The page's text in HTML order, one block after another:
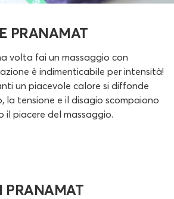
PRANAMAT
volta fai un massaggio con
è indimenticabile per intensità!
un piacevole calore si diffonde
la tensione e il disagio scompaiono
piacere del massaggio.
PRANAMAT